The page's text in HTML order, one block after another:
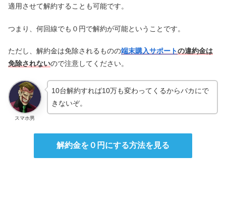
適用させて解約することも可能です。
つまり、何回線でも０円で解約が可能ということです。
ただし、解約金は免除されるものの端末購入サポートの違約金は
免除されないので注意してください。
スマホ男
10台解約すれば10万も変わってくるからバカにで
きないぞ。
解約金を０円にする方法を見る